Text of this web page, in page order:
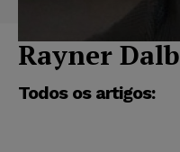
Rayner
Todos os artigos: